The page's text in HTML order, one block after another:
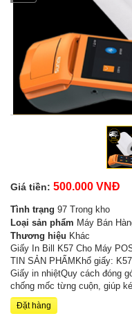
Giá tiền: 500.000 VNĐ
Tình trạng 97 Trong kho
Loại sản phẩm Máy Bán
Thương hiệu Khác
Giấy In Bill K57 Cho Máy
TIN SẢN PHẨMKhổ giấy:
Giấy in nhiệtQuy cách đóng
chống mốc từng cuộn, giúp
Đặt hàng